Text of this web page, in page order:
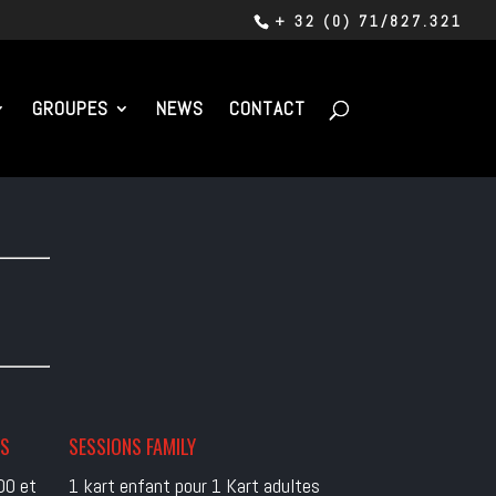
+ 32 (0) 71/827.321
GROUPES NEWS CONTACT
et
SESSIONS FAMILY
1 kart enfant pour 1 Kart adultes